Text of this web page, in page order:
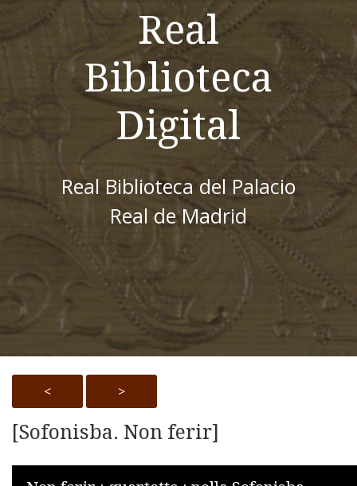
Real
Biblioteca
Digital
Real Biblioteca del Palacio
Real de Madrid
< >
[Sofonisba. Non ferir]